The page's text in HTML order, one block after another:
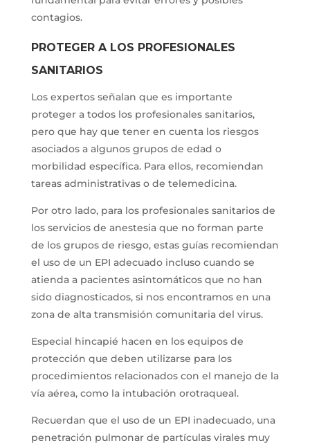
contagios.
PROTEGER A LOS PROFESIONALES
SANITARIOS
Los expertos señalan que es importante
proteger a todos los profesionales sanitarios,
pero que hay que tener en cuenta los riesgos
asociados a algunos grupos de edad o
morbilidad específica. Para ellos, recomiendan
tareas administrativas o de telemedicina.
Por otro lado, para los profesionales sanitarios de
los servicios de anestesia que no forman parte
de los grupos de riesgo, estas guías recomiendan
el uso de un EPI adecuado incluso cuando se
atienda a pacientes asintomáticos que no han
sido diagnosticados, si nos encontramos en una
zona de alta transmisión comunitaria del virus.
Especial hincapié hacen en los equipos de
protección que deben utilizarse para los
procedimientos relacionados con el manejo de la
vía aérea, como la intubación orotraqueal.
Recuerdan que el uso de un EPI inadecuado, una
penetración pulmonar de partículas virales muy